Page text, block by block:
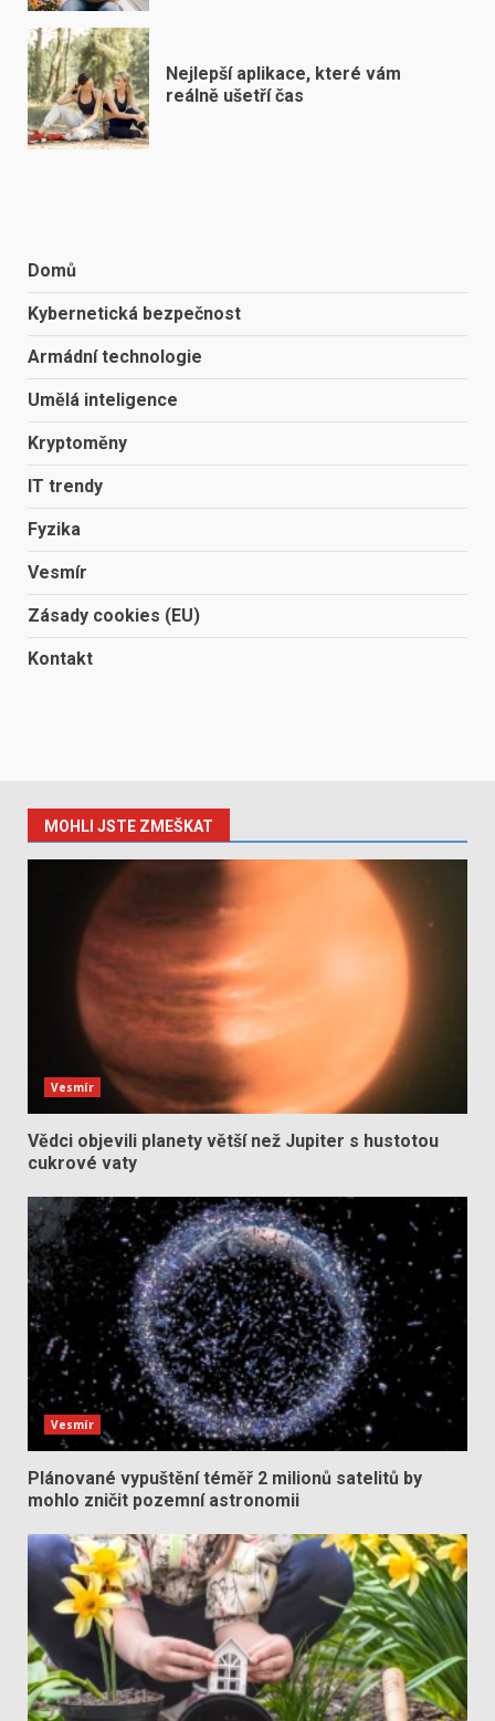
Nejlepší aplikace, které vám
reálně ušetří čas
Domů
Kybernetická bezpečnost
Armádní technologie
Umělá inteligence
Kryptoměny
IT trendy
Fyzika
Vesmír
Zásady cookies (EU)
Kontakt
MOHLI JSTE ZMEŠKAT
Vesmír
Vědci objevili planety větší než Jupiter s hustotou
cukrové vaty
Vesmír
Plánované vypuštění téměř 2 milionů satelitů by
mohlo zničit pozemní astronomii